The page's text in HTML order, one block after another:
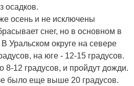
осадков.
осень и не исключены
снег, но в основном в
Уральском округе на севере
на юге - 12-15 градусов.
8-12 градусов, и пройдут дожди.
было еще выше 20 градусов.